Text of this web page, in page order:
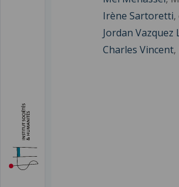
Irène Sartoretti,
Jordan Vazquez
Charles Vincent,